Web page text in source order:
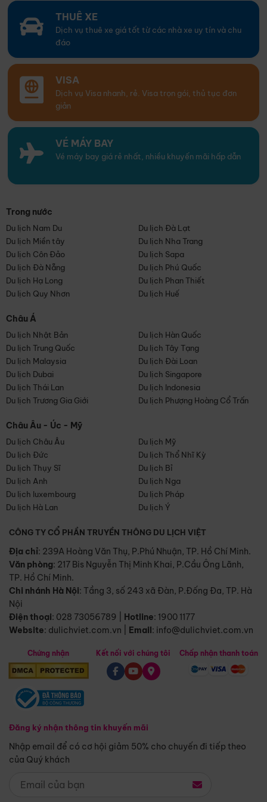
THUÊ XE
Dịch vụ thuê xe giá tốt từ các nhà xe uy tín và chu
đáo
VISA
Dịch vụ Visa nhanh, rẻ. Visa trọn gói, thủ tục đơn
giản
VÉ MÁY BAY
Vé máy bay giá rẻ nhất, nhiều khuyến mãi hấp dẫn
Trong nước
Du lịch Nam Du
Du lịch Đà Lạt
Du lịch Miền tây
Du lịch Nha Trang
Du lịch Côn Đảo
Du lịch Sapa
Du lịch Đà Nẵng
Du lịch Phú Quốc
Du lịch Hạ Long
Du lịch Phan Thiết
Du lịch Quy Nhơn
Du lịch Huế
Châu Á
Du lịch Nhật Bản
Du lịch Hàn Quốc
Du lịch Trung Quốc
Du lịch Tây Tạng
Du lịch Malaysia
Du lịch Đài Loan
Du lịch Dubai
Du lịch Singapore
Du lịch Thái Lan
Du lịch Indonesia
Du lịch Trương Gia Giới
Du lịch Phượng Hoàng Cổ Trấn
Châu Âu - Úc - Mỹ
Du lịch Châu Âu
Du lịch Mỹ
Du lịch Đức
Du lịch Thổ Nhĩ Kỳ
Du lịch Thụy Sĩ
Du lịch Bỉ
Du lịch Anh
Du lịch Nga
Du lịch luxembourg
Du lịch Pháp
Du lịch Hà Lan
Du lịch Ý
CÔNG TY CỔ PHẦN TRUYỀN THÔNG DU LỊCH VIỆT
Địa chỉ: 239A Hoàng Văn Thụ, P.Phú Nhuận, TP. Hồ Chí Minh.
Văn phòng: 217 Bis Nguyễn Thị Minh Khai, P.Cầu Ông Lãnh,
TP. Hồ Chí Minh.
Chi nhánh Hà Nội: Tầng 3, số 243 xã Đàn, P.Đống Đa, TP. Hà
Nội
Điện thoại: 028 73056789 Hotline: 1900 1177
Website: dulichviet.com.vn Email: info@dulichviet.com.vn
Chứng nhận
Đăng ký nhận thông tin khuyến mãi
Nhập email để có cơ hội giảm 50% cho chuyến đi tiếp theo
của Quý khách
Kết nối với chúng tôi Chấp nhận thanh toán